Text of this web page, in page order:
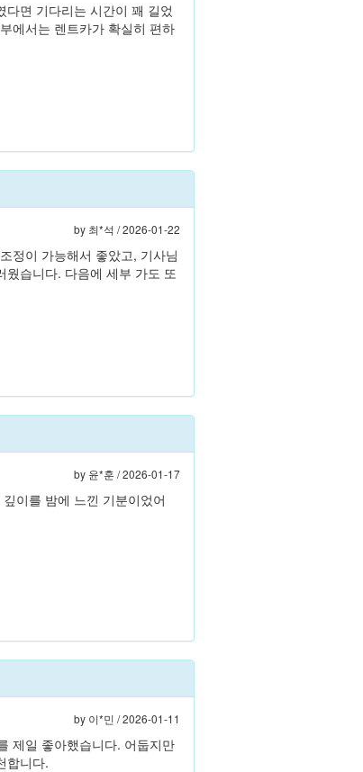
면 기다리는 시간이 꽤 길었
에서는 렌트카가 확실히 편하
by 최*석 / 2026-01-22
정이 가능해서 좋았고, 기사님
습니다. 다음에 세부 가도 또
by 윤*훈 / 2026-01-17
이를 밤에 느낀 기분이었어
by 이*민 / 2026-01-11
제일 좋아했습니다. 어둡지만
합니다.